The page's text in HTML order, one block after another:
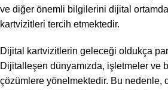
ve diğer önemli bilgilerini dijital
kartvizitleri tercih etmektedir.
Dijital kartvizitlerin geleceği oldukça
Dijitalleşen dünyamızda, işletmeler ve
çözümlere yönelmektedir. Bu nedenle,